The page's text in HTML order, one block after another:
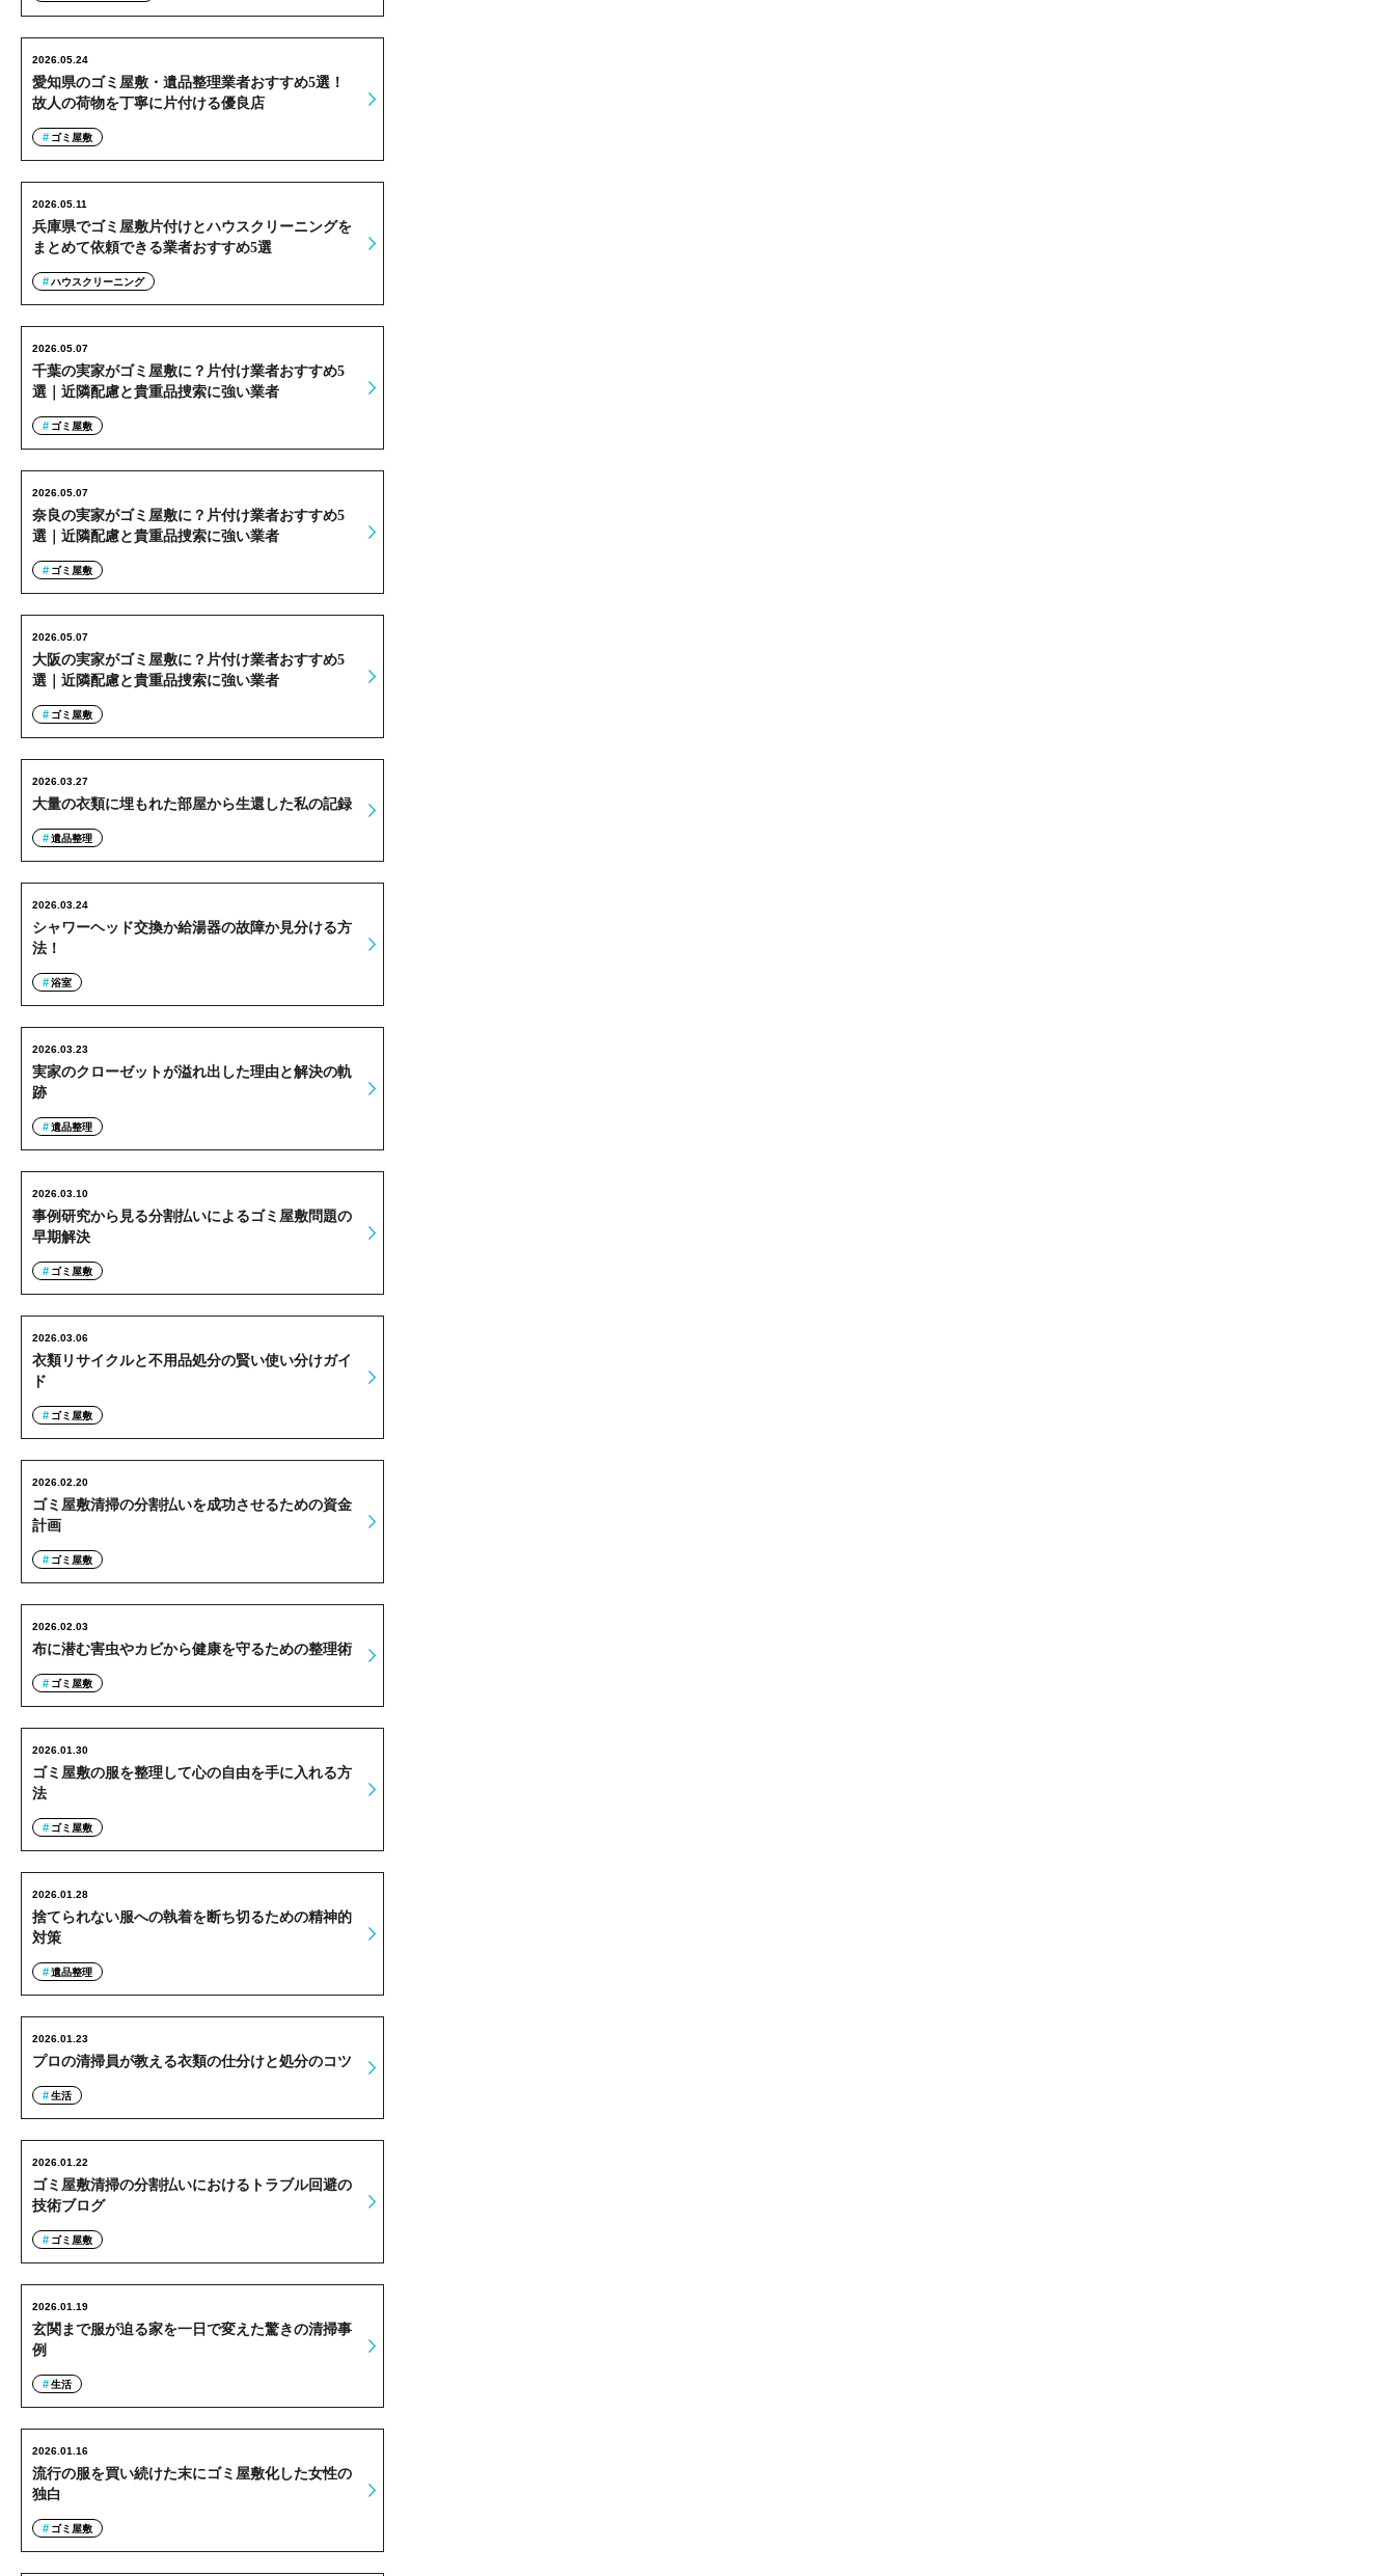
愛知県のゴミ屋敷・遺品整理業者おすすめ5選！
故人の荷物を丁寧に片付ける優良店
2026.05.24
ゴミ屋敷
兵庫県でゴミ屋敷片付けとハウスクリーニングを
まとめて依頼できる業者おすすめ5選
2026.05.11
ハウスクリーニング
千葉の実家がゴミ屋敷に？片付け業者おすすめ5
選｜近隣配慮と貴重品捜索に強い業者
2026.05.07
ゴミ屋敷
奈良の実家がゴミ屋敷に？片付け業者おすすめ5
選｜近隣配慮と貴重品捜索に強い業者
2026.05.07
ゴミ屋敷
大阪の実家がゴミ屋敷に？片付け業者おすすめ5
選｜近隣配慮と貴重品捜索に強い業者
2026.05.07
ゴミ屋敷
大量の衣類に埋もれた部屋から生還した私の記録
2026.03.27
遺品整理
シャワーヘッド交換か給湯器の故障か見分ける方
法！
2026.03.24
浴室
実家のクローゼットが溢れ出した理由と解決の軌
跡
2026.03.23
遺品整理
事例研究から見る分割払いによるゴミ屋敷問題の
早期解決
2026.03.10
ゴミ屋敷
衣類リサイクルと不用品処分の賢い使い分けガイ
ド
2026.03.06
ゴミ屋敷
ゴミ屋敷清掃の分割払いを成功させるための資金
計画
2026.02.20
ゴミ屋敷
布に潜む害虫やカビから健康を守るための整理術
2026.02.03
ゴミ屋敷
ゴミ屋敷の服を整理して心の自由を手に入れる方
法
2026.01.30
ゴミ屋敷
捨てられない服への執着を断ち切るための精神的
対策
2026.01.28
遺品整理
プロの清掃員が教える衣類の仕分けと処分のコツ
2026.01.23
生活
ゴミ屋敷清掃の分割払いにおけるトラブル回避の
技術ブログ
2026.01.22
ゴミ屋敷
玄関まで服が迫る家を一日で変えた驚きの清掃事
例
2026.01.19
生活
流行の服を買い続けた末にゴミ屋敷化した女性の
独白
2026.01.16
ゴミ屋敷